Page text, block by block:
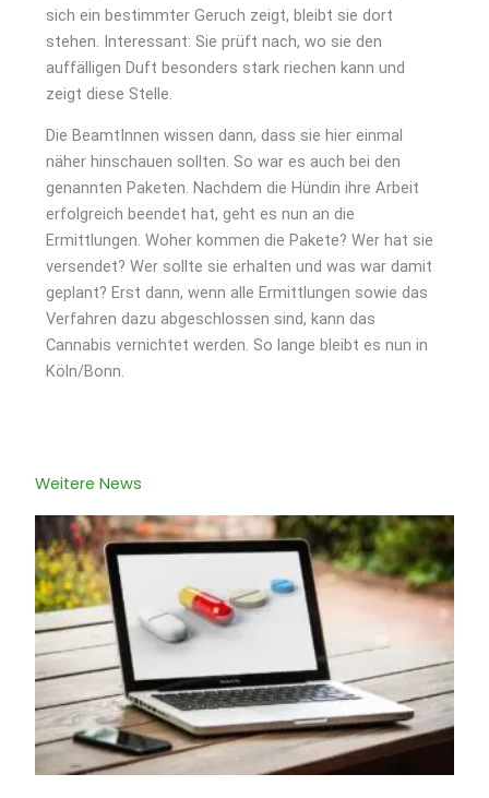
sich ein bestimmter Geruch zeigt, bleibt sie dort
stehen. Interessant: Sie prüft nach, wo sie den
auffälligen Duft besonders stark riechen kann und
zeigt diese Stelle.
Die BeamtInnen wissen dann, dass sie hier einmal
näher hinschauen sollten. So war es auch bei den
genannten Paketen. Nachdem die Hündin ihre Arbeit
erfolgreich beendet hat, geht es nun an die
Ermittlungen. Woher kommen die Pakete? Wer hat sie
versendet? Wer sollte sie erhalten und was war damit
geplant? Erst dann, wenn alle Ermittlungen sowie das
Verfahren dazu abgeschlossen sind, kann das
Cannabis vernichtet werden. So lange bleibt es nun in
Köln/Bonn.
Weitere News